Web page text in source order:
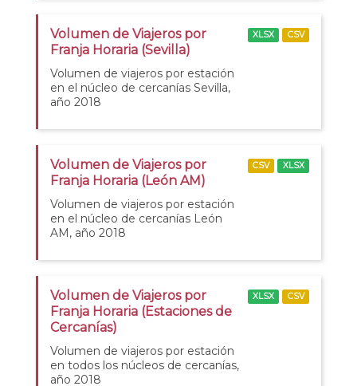
Volumen de Viajeros por
Franja Horaria (Sevilla)
Volumen de viajeros por estación
en el núcleo de cercanías Sevilla,
año 2018
XLSX CSV
Volumen de Viajeros por
Franja Horaria (León AM)
Volumen de viajeros por estación
en el núcleo de cercanías León
AM, año 2018
CSV XLSX
Volumen de Viajeros por
Franja Horaria (Estaciones de
Cercanías)
Volumen de viajeros por estación
en todos los núcleos de cercanías,
año 2018
XLSX CSV